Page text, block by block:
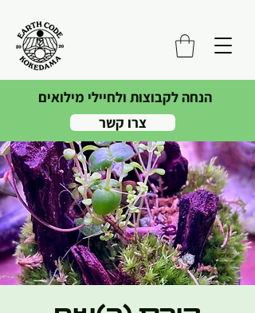
הנחה לקבוצות ולחיילי מילואים
צרו קשר